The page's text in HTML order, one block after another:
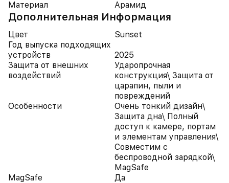
Материал Арамид
Дополнительная Информация
Цвет
Sunset
Год выпуска подходящих
устройств
2025
Защита от внешних
воздействий
Ударопрочная
конструкция\ Защита от
царапин, пыли и
повреждений
Особенности
Очень тонкий дизайн\
Защита дна\ Полный
доступ к камере, портам
и элементам управления\
Совместим с
беспроводной зарядкой\
MagSafe
MagSafe
Да